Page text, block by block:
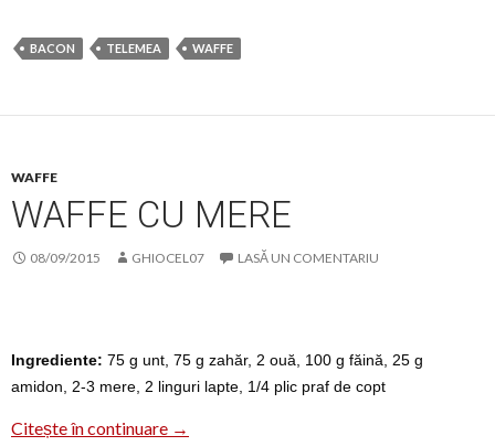
BACON TELEMEA WAFFE
WAFFE
WAFFE CU MERE
08/09/2015 GHIOCEL07 LASĂ UN COMENTARIU
Ingrediente: 75 g unt, 75 g zahăr, 2 ouă, 100 g făină, 25 g
amidon, 2-3 mere, 2 linguri lapte, 1/4 plic praf de copt
Citește în continuare Waffe cu mere
→